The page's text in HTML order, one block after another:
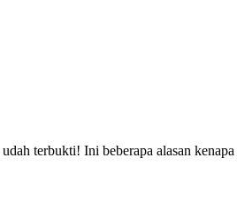
terbukti! Ini beberapa alasan kenapa